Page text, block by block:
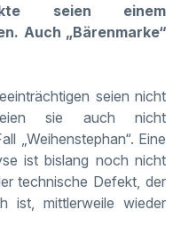
seien einem
Auch „Bärenmarke“
seien nicht
sie auch nicht
„Weihenstephan“. Eine
ist bislang noch nicht
technische Defekt, der
ist, mittlerweile wieder